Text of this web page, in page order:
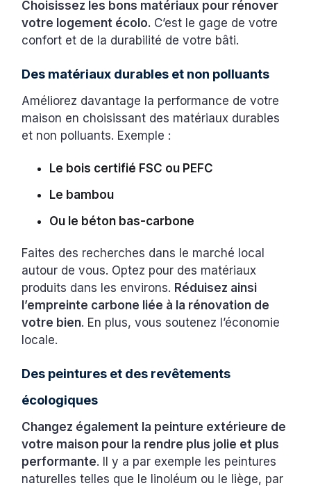
Choisissez les bons matériaux pour rénover
votre logement écolo. C’est le gage de votre
confort et de la durabilité de votre bâti.
Des matériaux durables et non polluants
Améliorez davantage la performance de votre
maison en choisissant des matériaux durables
et non polluants. Exemple :
Le bois certifié FSC ou PEFC
Le bambou
Ou le béton bas-carbone
Faites des recherches dans le marché local
autour de vous. Optez pour des matériaux
produits dans les environs. Réduisez ainsi
l’empreinte carbone liée à la rénovation de
votre bien. En plus, vous soutenez l’économie
locale.
Des peintures et des revêtements
écologiques
Changez également la peinture extérieure de
votre maison pour la rendre plus jolie et plus
performante. Il y a par exemple les peintures
naturelles telles que le linoléum ou le liège, par